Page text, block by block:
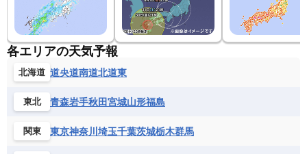
各エリアの天気予報
北海道 道央道南道北道東
東北 青森岩手秋田宮城山形福島
関東 東京神奈川 埼玉千葉茨城栃木群馬